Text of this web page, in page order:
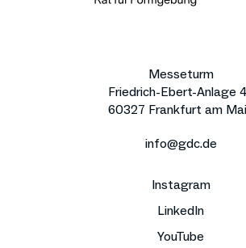
Messeturm
Friedrich-Ebert-Anlage
60327 Frankfurt am
info@gdc.de
Instagram
LinkedIn
YouTube